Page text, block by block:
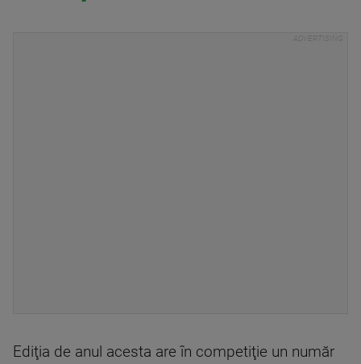
Ediţia de anul acesta are în competiţie un număr